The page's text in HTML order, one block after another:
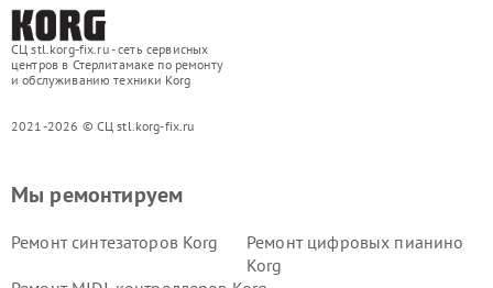
СЦ stl.korg-fix.ru - сеть сервисных
центров в Стерлитамаке по ремонту
и обслуживанию техники Korg
2021-2026 © СЦ stl.korg-fix.ru
Мы ремонтируем
Ремонт синтезаторов Korg
Ремонт цифровых пианино
Korg